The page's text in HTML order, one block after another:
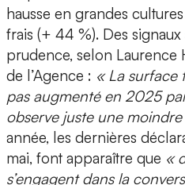
hausse en grandes
frais (+ 44 %). Des
prudence, selon
de l’Agence : « La surface
pas augmenté en 2025
observe juste une moindre
année, les dernières
mai, font apparaître que «
s’engagent dans la